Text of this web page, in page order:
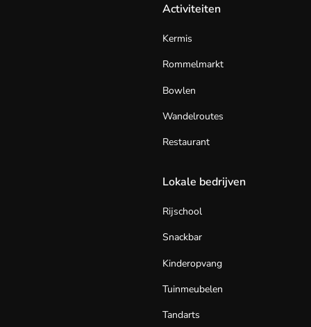
Activiteiten
Kermis
Rommelmarkt
Bowlen
Wandelroutes
Restaurant
Lokale bedrijven
Rijschool
Snackbar
Kinderopvang
Tuinmeubelen
Tandarts